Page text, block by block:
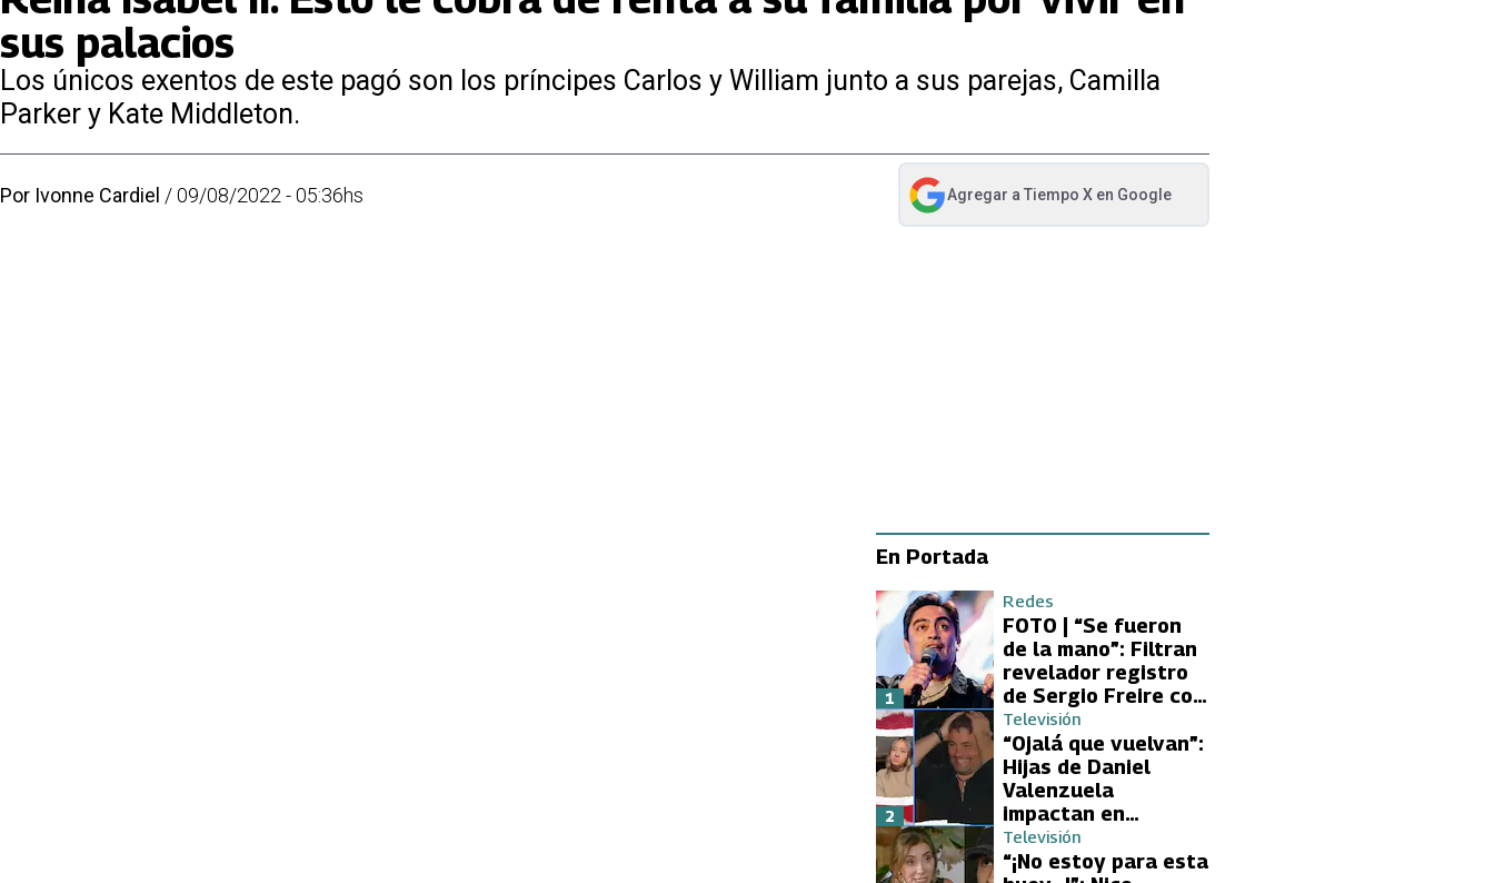
sus palacios
Los únicos exentos de este pagó son los príncipes Carlos y William junto a sus parejas, Camilla
Parker y Kate Middleton.
Por Ivonne Cardiel /09/08/2022 - 05:36hs Agregar a Tiempo Xen Google
abre en nueva pestaña
En Portada
Redes
FOTO | “Se fueron
de la mano”: Filtran
revelador registro
de Sergio Freire con
supuesta nueva
conquista
1
Televisión
“Ojalá que vuelvan”:
Hijas de Daniel
Valenzuela
impactan en
Volverías con tu Ex
2 con directa
2
Televisión
“¡No estoy para esta